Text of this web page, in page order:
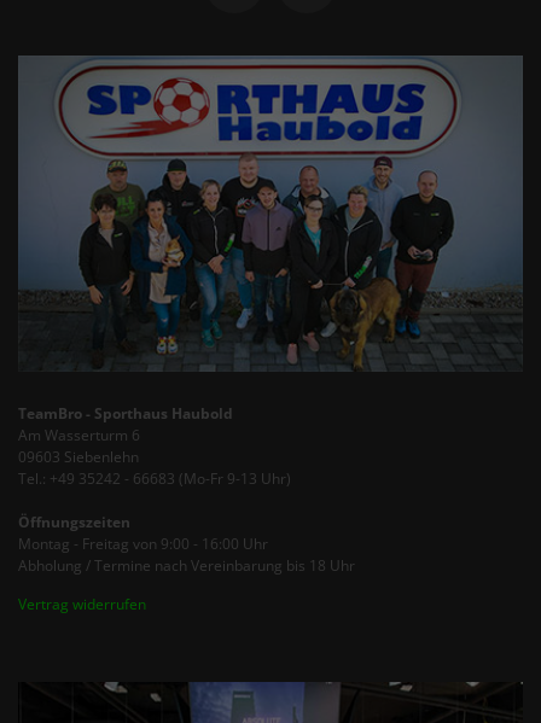
TeamBro - Sporthaus Haubold
Am Wasserturm 6
09603 Siebenlehn
Tel.: +49 35242 - 66683 (Mo-Fr 9-13 Uhr)
Öffnungszeiten
Montag - Freitag von 9:00 - 16:00 Uhr
Abholung / Termine nach Vereinbarung bis 18 Uhr
Vertrag widerrufen